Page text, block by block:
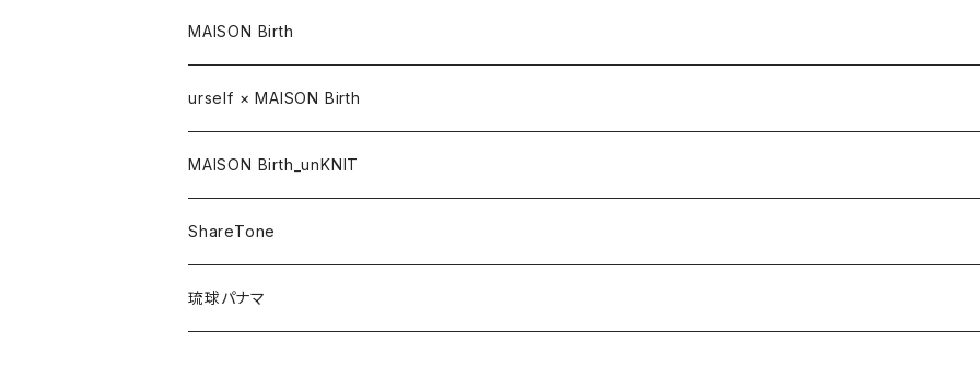
MAISON Birth
CAP / キャップ
HAT / ハット
KNIT / ニット
CASQUETTE / キャスケット
urself × MAISON Birth
MAISON Birth_unKNIT
ShareTone
CAP / キャップ
琉球パナマ